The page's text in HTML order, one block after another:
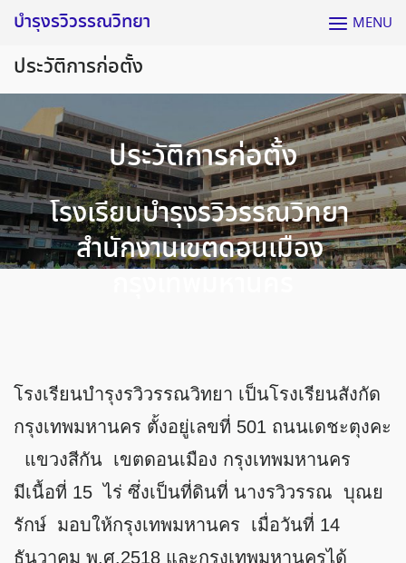
Skip
content
บำรุงรวิวรรณวิทยา MENU
ประวัติการก่อตั้ง
ประวัติการก่อตั้ง
โรงเรียนบำรุงรวิวรรณวิทยา
สำนักงานเขตดอนเมือง
โรงเรียนบำรุงรวิวรรณวิทยา เป็นโรงเรียนสังกัด
กรุงเทพมหานคร ตั้งอยู่เลขที่ 501 ถนนเดชะตุงคะ
แขวงสีกัน เขตดอนเมือง กรุงเทพมหานคร
มีเนื้อที่ 15 ไร่ ซึ่งเป็นที่ดินที่ นางรวิวรรณ บุณย
รักษ์ มอบให้กรุงเทพมหานคร เมื่อวันที่ 14
ธันวาคม พ.ศ.2518 และกรุงเทพมหานครได้